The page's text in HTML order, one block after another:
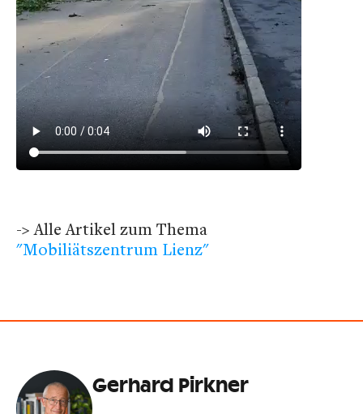
-> Alle Artikel zum Thema
"Mobiliätszentrum Lienz"
Gerhard Pirkner